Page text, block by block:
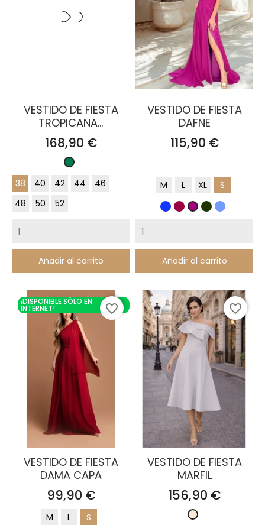
VESTIDO DE FIESTA
TROPICANA...
Precio
168,90 €
Verde
Esmeralda
38 40 42 44
46
48
50 52
Añadir al carrito
VESTIDO DE FIESTA
DAFNE
Precio
115,90 €
M L XL
S
AzulBurdeos
Buganvilla
VerdeAzul
Añadir al carrito
VESTIDO DE FIESTA
DAMA CAPA
Precio
99,90 €
M L S
¡DISPONIBLE SÓLO EN
INTERNET! favorite_border
VESTIDO DE FIESTA
MARFIL
Precio
156,90 €
Blanco
favorite_border